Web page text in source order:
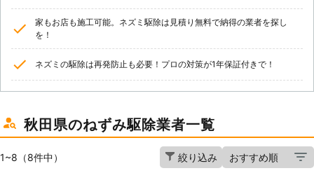
家もお店も施工可能。ネズミ駆除は見積り無料で納得の業者を探し
を！
ネズミの駆除は再発防止も必要！プロの対策が1年保証付きで！
秋田県のねずみ駆除業者一覧
1~8（8件中） 絞り込み